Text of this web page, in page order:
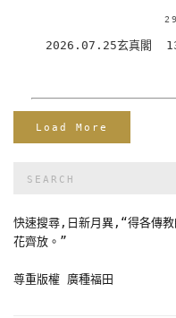
2026.07.25玄真閣
Load More
快速搜尋,日新月異,“得各傳
花齊放。”
尊重版權 廣種福田